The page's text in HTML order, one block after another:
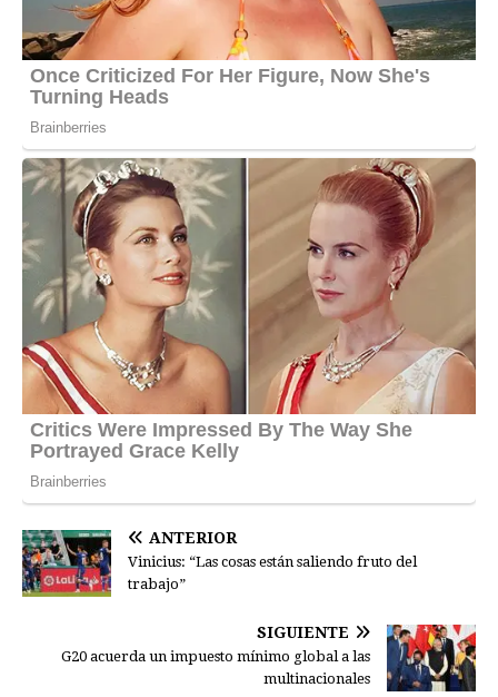
ANTERIOR
Vinicius: “Las cosas están saliendo fruto del
trabajo”
SIGUIENTE
G20 acuerda un impuesto mínimo global a las
multinacionales